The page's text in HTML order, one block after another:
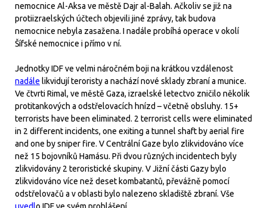
nemocnice Al-Aksa ve městě Dajr al-Balah. Ačkoliv se již na
protiizraelských účtech objevili jiné zprávy, tak budova
nemocnice nebyla zasažena. I nadále probíhá operace v okolí
Šífské nemocnice i přímo v ní.
Jednotky IDF ve velmi náročném boji na krátkou vzdálenost
nadále likvidují teroristy a nachází nové sklady zbraní a munice.
Ve čtvrti Rimal, ve městě Gaza, izraelské letectvo zničilo několik
protitankových a odstřelovacích hnízd – včetně obsluhy. 15+
terrorists have been eliminated. 2 terrorist cells were eliminated
in 2 different incidents, one exiting a tunnel shaft by aerial fire
and one by sniper fire. V Centrální Gaze bylo zlikvidováno více
než 15 bojovníků Hamásu. Při dvou různých incidentech byly
zlikvidovány 2 teroristické skupiny. V Jižní části Gazy bylo
zlikvidováno více než deset kombatantů, převážně pomocí
odstřelovačů a v oblasti bylo nalezeno skladiště zbraní. Vše
uvedl o IDF ve svém prohlášení.